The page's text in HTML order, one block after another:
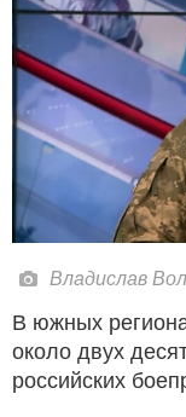
Владислав
В южных
около двух
российских